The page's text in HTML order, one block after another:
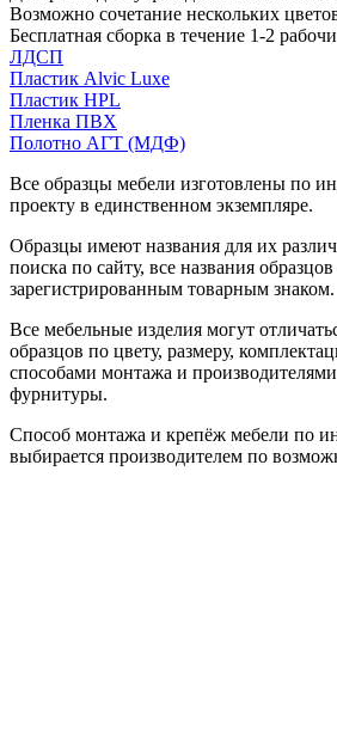
Возможно сочетание нескольких
Бесплатная сборка в течение 1-2
ЛДСП
Пластик Alvic Luxe
Пластик HPL
Пленка ПВХ
Полотно АГТ (МДФ)
Все образцы мебели изготовлены по
проекту в единственном экземпляре.
Образцы имеют названия для их
поиска по сайту, все названия
зарегистрированным товарным знаком.
Все мебельные изделия могут
образцов по цвету, размеру,
способами монтажа и
фурнитуры.
Способ монтажа и крепёж мебели по
выбирается производителем по